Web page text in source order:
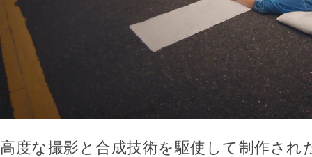
高度な撮影と合成技術を駆使して制作され